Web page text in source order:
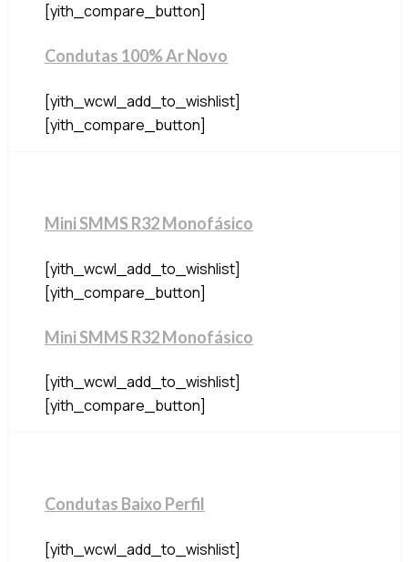
[yith_compare_button]
Condutas 100% Ar Novo
[yith_wcwl_add_to_wishlist]
[yith_compare_button]
Mini SMMS R32 Monofásico
[yith_wcwl_add_to_wishlist]
[yith_compare_button]
Mini SMMS R32 Monofásico
[yith_wcwl_add_to_wishlist]
[yith_compare_button]
Condutas Baixo Perfil
[yith_wcwl_add_to_wishlist]